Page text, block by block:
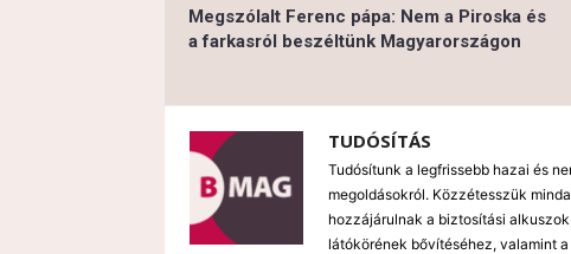
Megszólalt Ferenc pápa: Nem a Piroska és
a farkasról beszéltünk Magyarországon
TUDÓSÍTÁS
Tudósítunk a legfrissebb hazai és
megoldásokról. Közzétesszük
hozzájárulnak a biztosítási
látókörének bővítéséhez, valamint